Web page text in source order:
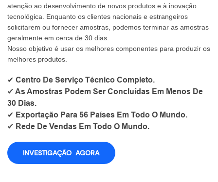
atenção ao desenvolvimento de novos produtos e à inovação
tecnológica. Enquanto os clientes nacionais e estrangeiros
solicitarem ou fornecer amostras, podemos terminar as amostras
geralmente em cerca de 30 dias.
Nosso objetivo é usar os melhores componentes para produzir os
melhores produtos.
✔ Centro De Serviço Técnico Completo.
✔ As Amostras Podem Ser Concluídas Em Menos De
30 Dias.
✔ Exportação Para 56 Países Em Todo O Mundo.
✔ Rede De Vendas Em Todo O Mundo.
INVESTIGAÇÃO AGORA